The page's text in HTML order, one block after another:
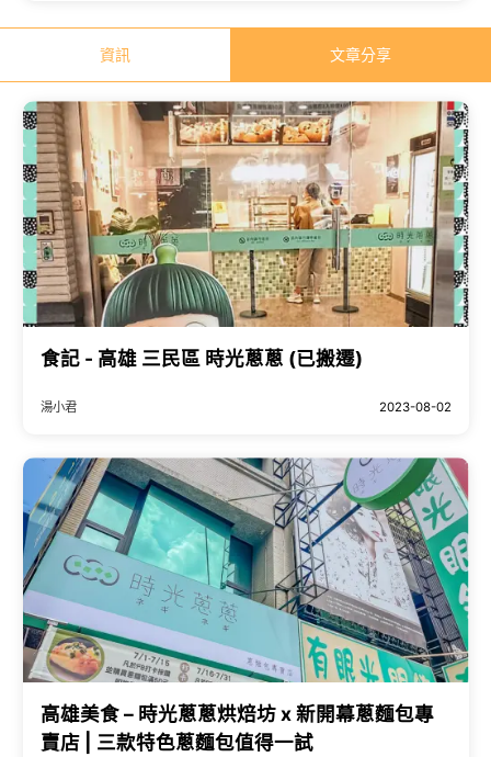
資訊 文章分享
食記 - 高雄 三民區 時光蔥蔥 (已搬遷)
湯小君 2023-08-02
高雄美食 – 時光蔥蔥烘焙坊 x 新開幕蔥麵包專
賣店 | 三款特色蔥麵包值得一試